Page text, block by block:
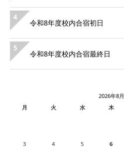
4
令和8年度校内合宿初日
5
令和8年度校内合宿最終日
2026年8月
月
火 水 木
3 4 5 6